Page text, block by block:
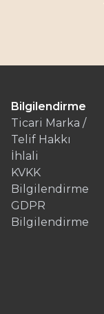
Bilgilendirme
Ticari Marka /
Telif Hakkı
İhlali
KVKK
Bilgilendirme
GDPR
Bilgilendirme